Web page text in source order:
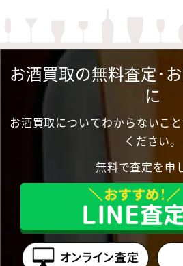
お酒買取の無料査定･
に
お酒買取についてわからないこ
ください。
無料で査定を申